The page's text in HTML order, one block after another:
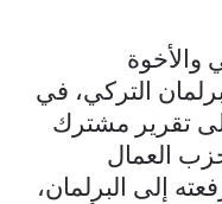
والأخوة
التركي، في
تقرير مشترك
العمال
إلى البرلمان،